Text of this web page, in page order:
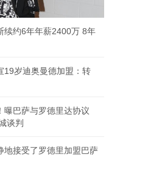
续约6年年薪2400万 8年
19岁迪奥曼德加盟：转
曝巴萨与罗德里达协议
谈判
地接受了罗德里加盟巴萨